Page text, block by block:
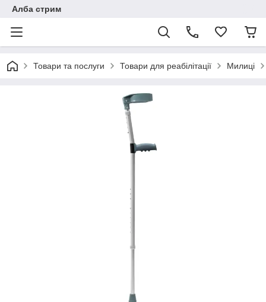
Алба стрим
Товари та послуги Товари для реабілітації Милиці